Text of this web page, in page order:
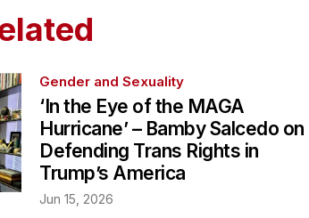
Gender and Sexuality
‘In the Eye of the MAGA
Hurricane’ – Bamby Salcedo on
Defending Trans Rights in
Trump’s America
Jun 15, 2026